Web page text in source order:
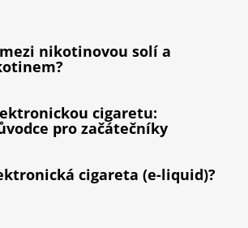
nikotinovou solí a
cigaretu:
pro začátečníky
cigareta (e-liquid)?